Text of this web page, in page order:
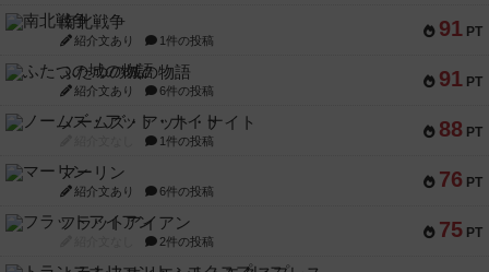
91 PT
南北戦争
紹介文あり 1件の投稿
91 PT
ふたつの城の物語
紹介文あり 6件の投稿
88 PT
ノームズ・アット・ナイト
1件の投稿
76 PT
マーリン
紹介文あり 6件の投稿
75 PT
フラットアイアン
2件の投稿